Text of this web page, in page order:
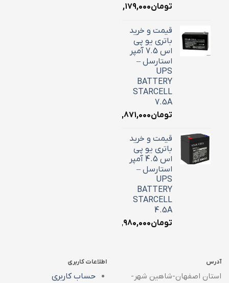
تومان۳,۱۷۹,۰۰۰
قیمت و خرید
باتری یو پی
اس 7.5 آمپر
استارسل –
UPS
BATTERY
STARCELL
7.5A
تومان۲,۸۷۱,۰۰۰
قیمت و خرید
باتری یو پی
اس 4.5 آمپر
استارسل –
UPS
BATTERY
STARCELL
4.5A
تومان۱,۹۸۰,۰۰۰
آدرس
استان اصفهان-شاهین شهر-
اطلاعات کاربری
حساب کاربری